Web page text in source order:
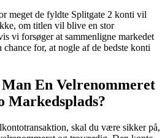
meget de fyldte Splitgate 2 konti vil
om titlen vil blive en stor
vi forsøger at sammenligne markedet
for, at nogle af de bedste konti
En Velrenommeret
Markedsplads?
skal du være sikker på,